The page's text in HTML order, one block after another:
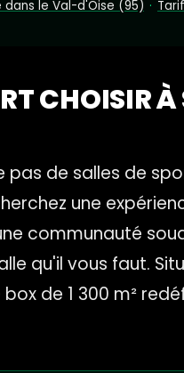
dans le Val-d'Oise (95) ·
CHOISIR
de salles de
une
communauté
qu'il vous faut.
de 1 300 m²